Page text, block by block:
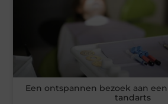
Een ontspannen bezoek aan
tandarts